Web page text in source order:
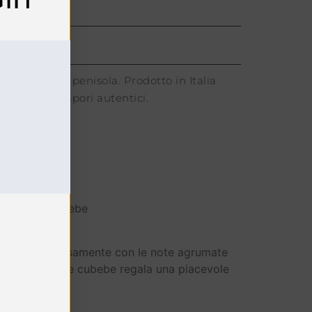
nostra penisola. Prodotto in Italia
dei sapori autentici.
pepe cubebe
armoniosamente con le note agrumate
del pepe cubebe regala una piacevole